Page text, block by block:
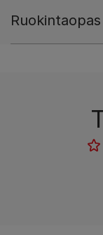
Ruokintaopas